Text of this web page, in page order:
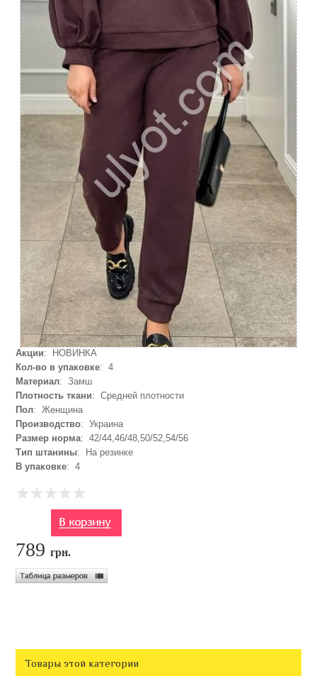
Акции: НОВИНКА
Кол-во в упаковке: 4
Материал: Замш
Плотность ткани: Средней плотности
Пол: Женщина
Производство: Украина
Размер норма: 42/44,46/48,50/52,54/56
Тип штанины: На резинке
В упаковке: 4
789грн.
Товары этой категории